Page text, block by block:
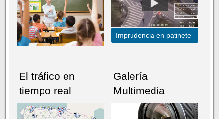
Imprudencia en patinete
El tráfico en
tiempo real
Galería
Multimedia